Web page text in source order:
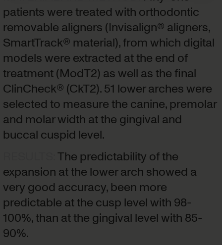
patients were treated with orthodontic
removable aligners (Invisalign® aligners,
SmartTrack® material), from which digital
models were extracted at the end of
treatment (ModT2) as well as the final
ClinCheck® (CkT2). 51 lower arches were
selected to measure the canine, premolar
and molar width at the gingival and
buccal cuspid level.
The predictability of the
expansion at the lower arch showed a
very good accuracy, been more
predictable at the cusp level with 98-
100%, than at the gingival level with 85-
90%.